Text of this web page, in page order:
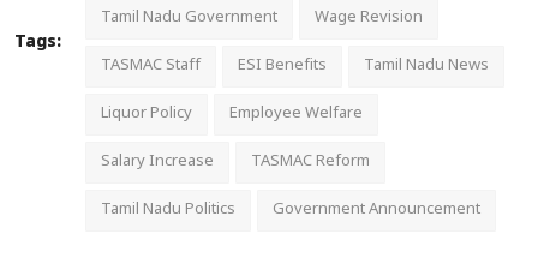
Tags:
Tamil Nadu Government Wage Revision
TASMAC Staff ESI Benefits Tamil Nadu News
Liquor Policy Employee Welfare
Salary Increase TASMAC Reform
Tamil Nadu Politics Government Announcement